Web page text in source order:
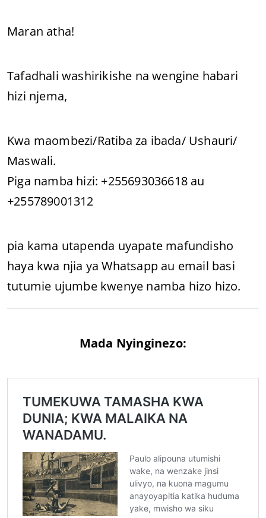
Maran atha!
Tafadhali washirikishe na wengine habari
hizi njema,
Kwa maombezi/Ratiba za ibada/ Ushauri/
Maswali.
Piga namba hizi: +255693036618 au
+255789001312
pia kama utapenda uyapate mafundisho
haya kwa njia ya Whatsapp au email basi
tutumie ujumbe kwenye namba hizo hizo.
Mada Nyinginezo: